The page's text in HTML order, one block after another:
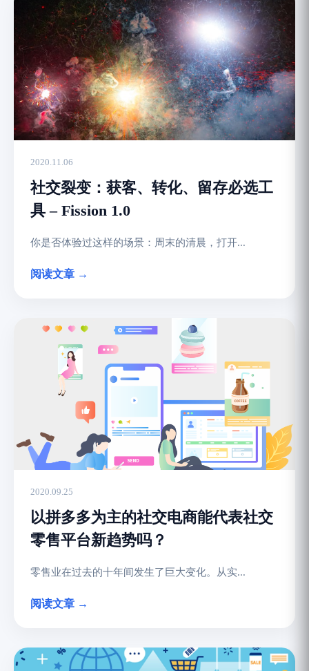
2020.11.06
社交裂变：获客、转化、留存必选工
具 – Fission 1.0
你是否体验过这样的场景：周末的清晨，打开...
阅读文章 →
2020.09.25
以拼多多为主的社交电商能代表社交
零售平台新趋势吗？
零售业在过去的十年间发生了巨大变化。从实...
阅读文章 →